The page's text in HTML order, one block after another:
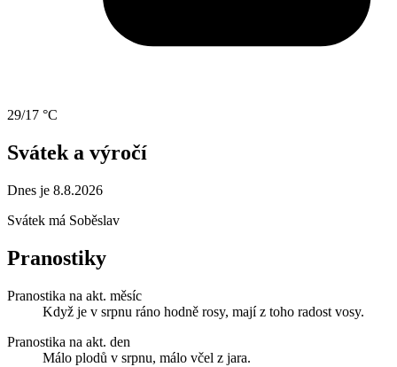
29/17 °C
Svátek a výročí
Dnes je 8.8.2026
Svátek má Soběslav
Pranostiky
Pranostika na akt. měsíc
Když je v srpnu ráno hodně rosy, mají z toho radost vosy.
Pranostika na akt. den
Málo plodů v srpnu, málo včel z jara.